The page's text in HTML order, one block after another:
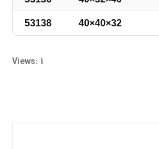
53138 40×40×32
Views: 1